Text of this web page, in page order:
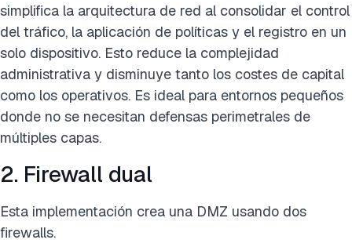
simplifica la arquitectura de red al consolidar el control
del tráfico, la aplicación de políticas y el registro en un
solo dispositivo. Esto reduce la complejidad
administrativa y disminuye tanto los costes de capital
como los operativos. Es ideal para entornos pequeños
donde no se necesitan defensas perimetrales de
múltiples capas.
2. Firewall dual
Esta implementación crea una DMZ usando dos
firewalls.